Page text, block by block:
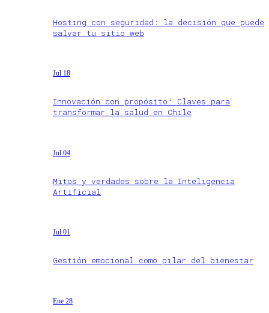
Hosting con seguridad: la decisión que puede
salvar tu sitio web
Jul 18
Innovación con propósito: Claves para
transformar la salud en Chile
Jul 04
Mitos y verdades sobre la Inteligencia
Artificial
Jul 01
Gestión emocional como pilar del bienestar
Ene 28